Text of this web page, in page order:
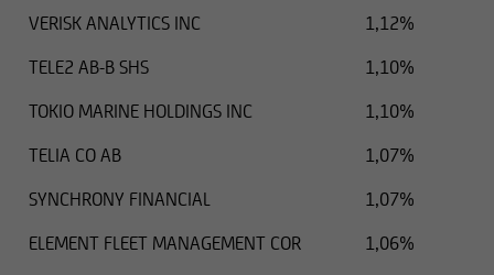
VERISK ANALYTICS INC
1,12%
TELE2 AB-B SHS
1,10%
TOKIO MARINE HOLDINGS INC
1,10%
TELIA CO AB
1,07%
SYNCHRONY FINANCIAL
1,07%
ELEMENT FLEET MANAGEMENT COR
1,06%